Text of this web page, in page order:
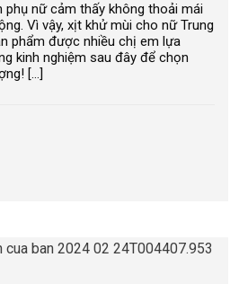
nữ cảm thấy không thoải mái
Vì vậy, xịt khử mùi cho nữ Trung
phẩm được nhiều chị em lựa
kinh nghiệm sau đây để chọn
[…]